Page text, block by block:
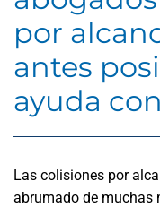
por
antes
ayuda
Las colisiones por
abrumado de muchas